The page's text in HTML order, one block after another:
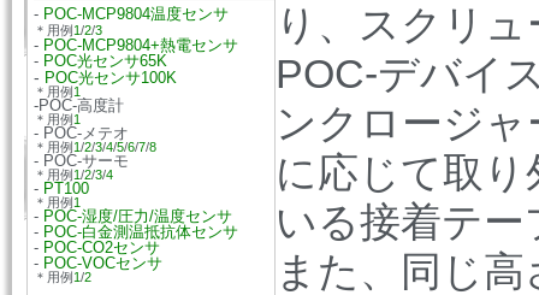
- POC-MCP9804温度センサ
＊用例1/2/3
- POC-MCP9804+熱電センサ
- POC光センサ65K
- POC光センサ100K
＊用例1
-POC-高度計
＊用例1
- POC-メテオ
＊用例1/2/3/4/5/6/7/8
- POC-サーモ
＊用例1/2/3/4
- PT100
＊用例1
- POC-湿度/圧力/温度センサ
- POC-白金測温抵抗体センサ
- POC-CO2センサ
- POC-VOCセンサ
＊用例1/2
り、スクリ
POC-デバイ
ンクロージ
に応じて取
いる接着テ
また、同じ